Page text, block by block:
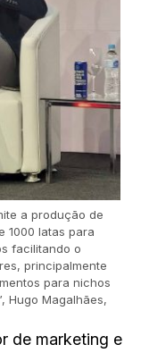
a produção de
1000 latas para
facilitando o
principalmente
para nichos
Hugo Magalhães,
de marketing e